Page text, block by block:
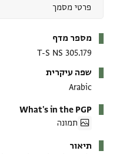
מספר מדף
T-S NS 305.179
שפה עיקרית
Arabic
What's in the PGP
תמונה
תיאור